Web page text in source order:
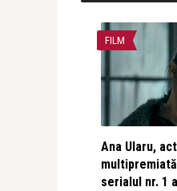
FILM
Ana Ularu,
serialul nr. 1